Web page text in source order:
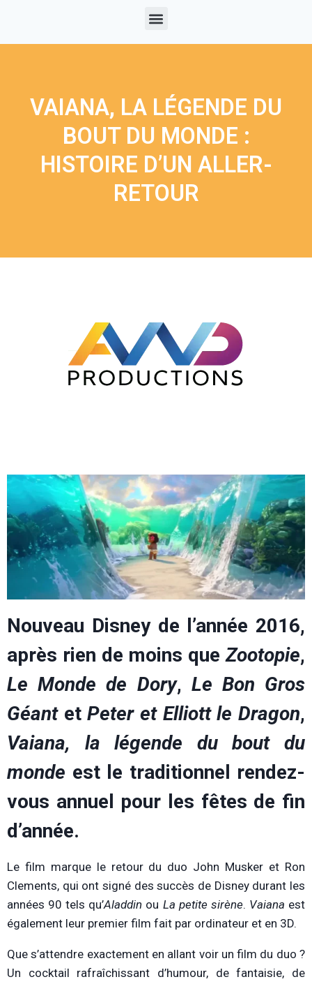
VAIANA, LA LÉGENDE DU
BOUT DU MONDE :
HISTOIRE D’UN ALLER-
RETOUR
Nouveau Disney de l’année 2016,
après rien de moins queZootopie,
Le Monde de Dory, Le Bon Gros
GéantetPeter et Elliott le Dragon,
Vaiana, la légende du bout du
monde est le traditionnel rendez-
vous annuel pour les fêtes de fin
d’année.
Le film marque le retour du duo John Musker et Ron
Clements, qui ont signé des succès de Disney durant les
années 90 tels qu’Aladdin ou La petite sirène. Vaiana est
également leur premier film fait par ordinateur et en 3D.
Que s’attendre exactement en allant voir un film du duo ?
Un cocktail rafraîchissant d’humour, de fantaisie, de